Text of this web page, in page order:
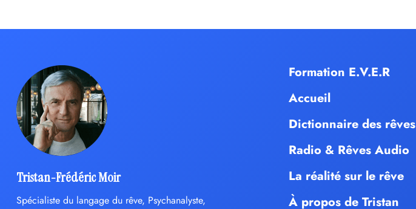
Tristan-Frédéric Moir
Spécialiste du langage du rêve, Psychanalyste,
Formation E.V.E.R
Accueil
Dictionnaire des rêves
Radio & Rêves Audio
La réalité sur le rêve
À propos de Tristan